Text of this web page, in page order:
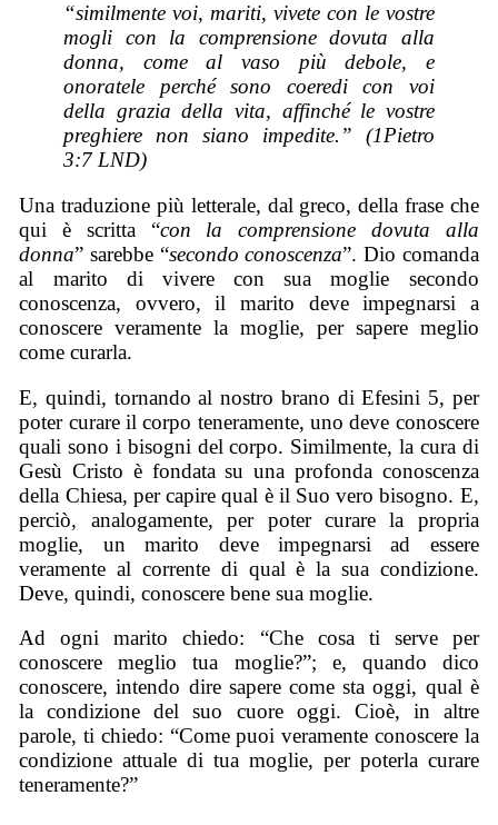
“similmente voi, mariti, vivete con le vostre
mogli con la comprensione dovuta alla
donna, come al vaso più debole, e
onoratele perché sono coeredi con voi
della grazia della vita, affinché le vostre
preghiere non siano impedite.” (1Pietro
3:7 LND)
Una traduzione più letterale, dal greco, della frase che
qui è scritta “con la comprensione dovuta alla
donna” sarebbe “secondo conoscenza”. Dio comanda
al marito di vivere con sua moglie secondo
conoscenza, ovvero, il marito deve impegnarsi a
conoscere veramente la moglie, per sapere meglio
come curarla.
E, quindi, tornando al nostro brano di Efesini 5, per
poter curare il corpo teneramente, uno deve conoscere
quali sono i bisogni del corpo. Similmente, la cura di
Gesù Cristo è fondata su una profonda conoscenza
della Chiesa, per capire qual è il Suo vero bisogno. E,
perciò, analogamente, per poter curare la propria
moglie, un marito deve impegnarsi ad essere
veramente al corrente di qual è la sua condizione.
Deve, quindi, conoscere bene sua moglie.
Ad ogni marito chiedo: “Che cosa ti serve per
conoscere meglio tua moglie?”; e, quando dico
conoscere, intendo dire sapere come sta oggi, qual è
la condizione del suo cuore oggi. Cioè, in altre
parole, ti chiedo: “Come puoi veramente conoscere la
condizione attuale di tua moglie, per poterla curare
teneramente?”